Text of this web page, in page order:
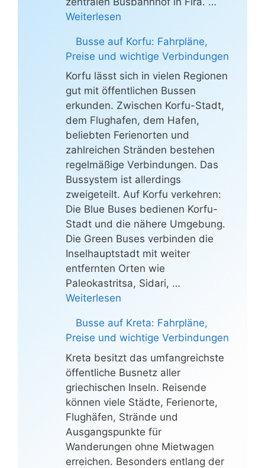
Weiterlesen
Busse auf Korfu: Fahrpläne,
Preise und wichtige Verbindungen
Korfu lässt sich in vielen Regionen
gut mit öffentlichen Bussen
erkunden. Zwischen Korfu-Stadt,
dem Flughafen, dem Hafen,
beliebten Ferienorten und
zahlreichen Stränden bestehen
regelmäßige Verbindungen. Das
Bussystem ist allerdings
zweigeteilt. Auf Korfu verkehren:
Die Blue Buses bedienen Korfu-
Stadt und die nähere Umgebung.
Die Green Buses verbinden die
Inselhauptstadt mit weiter
entfernten Orten wie
Paleokastritsa, Sidari, …
Weiterlesen
Busse auf Kreta: Fahrpläne,
Preise und wichtige Verbindungen
Kreta besitzt das umfangreichste
öffentliche Busnetz aller
griechischen Inseln. Reisende
können viele Städte, Ferienorte,
Flughäfen, Strände und
Ausgangspunkte für
Wanderungen ohne Mietwagen
erreichen. Besonders entlang der